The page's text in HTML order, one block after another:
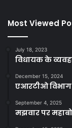
Most Viewed
July 18, 2023
विधायक के
December 15, 2024
एआरटीओ विभाग
September 4, 2025
मझवार पर